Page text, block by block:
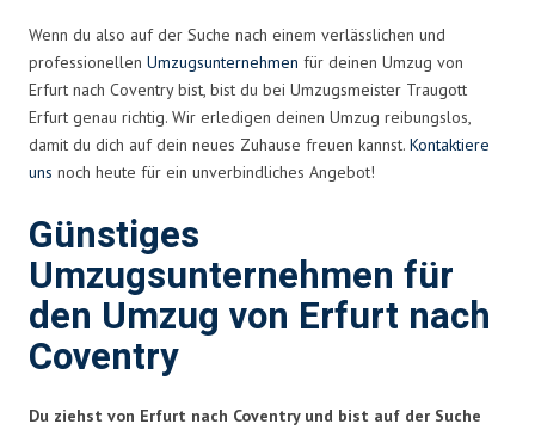
Wenn du also auf der Suche nach einem verlässlichen und
professionellen Umzugsunternehmen für deinen Umzug von
Erfurt nach Coventry bist, bist du bei Umzugsmeister Traugott
Erfurt genau richtig. Wir erledigen deinen Umzug reibungslos,
damit du dich auf dein neues Zuhause freuen kannst. Kontaktiere
uns noch heute für ein unverbindliches Angebot!
Günstiges
Umzugsunternehmen für
den Umzug von Erfurt nach
Coventry
Du ziehst von Erfurt nach Coventry und bist auf der Suche